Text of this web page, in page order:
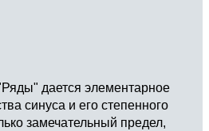
дается элементарное
синуса и его степенного
замечательный предел,